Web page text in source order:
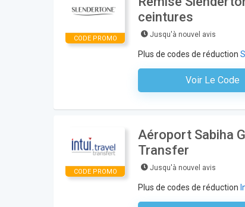
CODE PROMO
ceintures
Jusqu'à nouvel avis
Plus de codes de réduction
Voir Le Code
Aucun Code N'est
CODE PROMO
Aéroport Sabiha
Transfer
Jusqu'à nouvel avis
Plus de codes de réduction